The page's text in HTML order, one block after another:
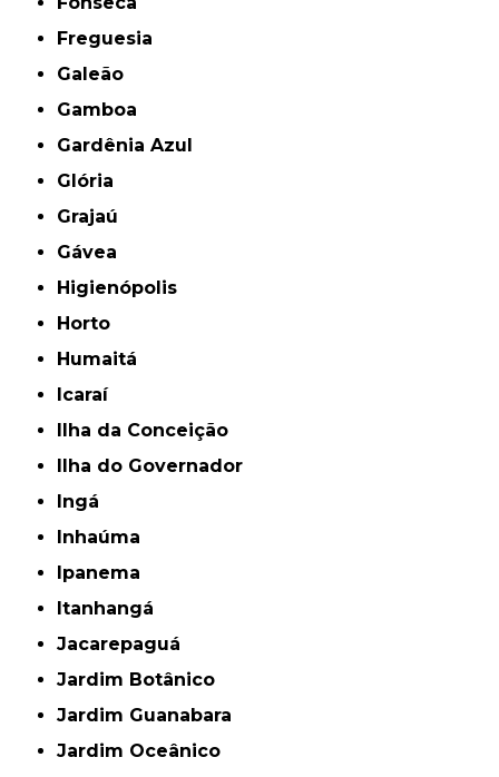
Freguesia
Galeão
Gamboa
Gardênia Azul
Glória
Grajaú
Gávea
Higienópolis
Horto
Humaitá
Icaraí
Ilha da Conceição
Ilha do Governador
Ingá
Inhaúma
Ipanema
Itanhangá
Jacarepaguá
Jardim Botânico
Jardim Guanabara
Jardim Oceânico